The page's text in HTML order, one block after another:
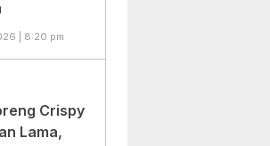
| 8:20 pm
Crispy
Lama,